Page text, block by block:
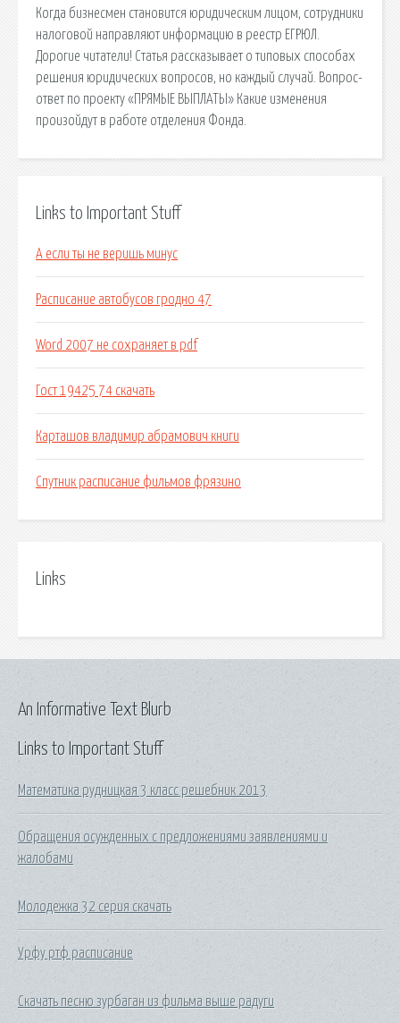
Когда бизнесмен становится юридическим лицом, сотрудники
налоговой направляют информацию в реестр ЕГРЮЛ.
Дорогие читатели! Статья рассказывает о типовых способах
решения юридических вопросов, но каждый случай. Вопрос-
ответ по проекту «ПРЯМЫЕ ВЫПЛАТЫ» Какие изменения
произойдут в работе отделения Фонда.
Links to Important Stuff
А если ты не веришь минус
Расписание автобусов гродно 47
Word 2007 не сохраняет в pdf
Гост 19425 74 скачать
Карташов владимир абрамович книги
Спутник расписание фильмов фрязино
Links
Links to Important Stuff
Математика рудницкая 3 класс решебник 2013
Обращения осужденных с предложениями заявлениями и
жалобами
Молодежка 32 серия скачать
Урфу ртф расписание
Скачать песню зурбаган из фильма выше радуги
An Informative Text Blurb